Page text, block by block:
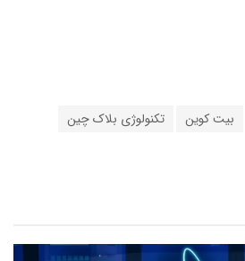
بیت کوین تکنولوژی بلاک چین